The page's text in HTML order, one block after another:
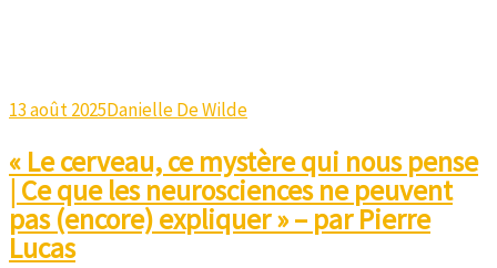
13 août 2025Danielle De Wilde
« Le cerveau, ce mystère qui nous pense
| Ce que les neurosciences ne peuvent
pas (encore) expliquer » – par Pierre
Lucas